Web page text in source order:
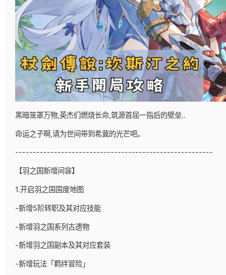
黑暗笼罩万物,英杰们燃烧长命,筑源首屈一指后的壁垒..
命运之子啊,请为世间带到希冀的光芒吧。
--------------------------------------------------------
【羽之国新增间容】
1.开启羽之国国度地图
-新增5阶转职及其对应技能
-新增羽之国系列古遗物
-新增羽之国副本及其对应套装
-新增玩法「羁绊冒险」